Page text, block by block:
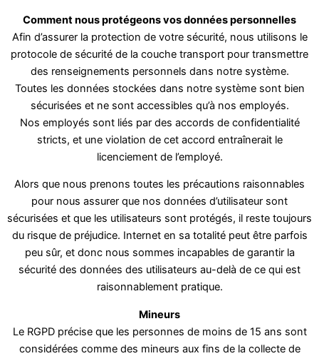
Comment nous protégeons vos données personnelles
Afin d’assurer la protection de votre sécurité, nous utilisons le
protocole de sécurité de la couche transport pour transmettre
des renseignements personnels dans notre système.
Toutes les données stockées dans notre système sont bien
sécurisées et ne sont accessibles qu’à nos employés.
Nos employés sont liés par des accords de confidentialité
stricts, et une violation de cet accord entraînerait le
licenciement de l’employé.
Alors que nous prenons toutes les précautions raisonnables
pour nous assurer que nos données d’utilisateur sont
sécurisées et que les utilisateurs sont protégés, il reste toujours
du risque de préjudice. Internet en sa totalité peut être parfois
peu sûr, et donc nous sommes incapables de garantir la
sécurité des données des utilisateurs au-delà de ce qui est
raisonnablement pratique.
Mineurs
Le RGPD précise que les personnes de moins de 15 ans sont
considérées comme des mineurs aux fins de la collecte de